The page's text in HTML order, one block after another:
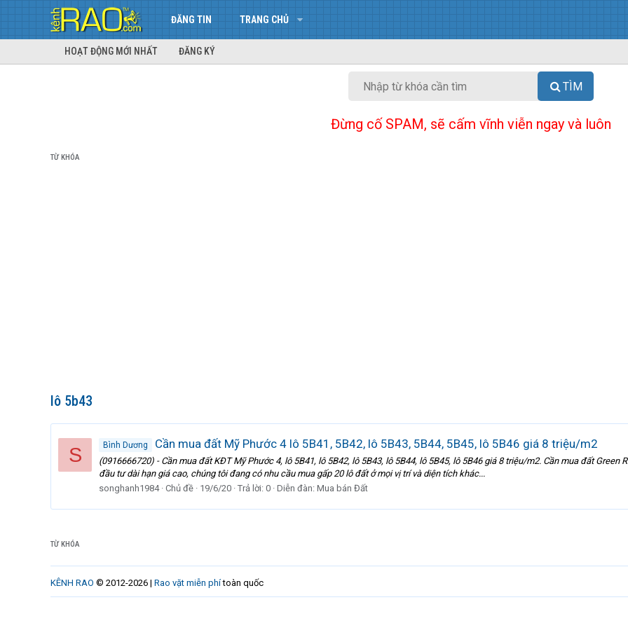
ĐĂNG TIN TRANG CHỦ
HOẠT ĐỘNG MỚI NHẤT ĐĂNG KÝ
TÌM
Đừng cố SPAM, sẽ cấm vĩnh viễn ngay và luôn
TỪ KHÓA
lô 5b43
S Bình Dương Cần mua đất Mỹ Phước 4 lô 5B41, 5B42, lô 5B43, 5B44, 5B45, lô 5B46 giá 8 triệu/m2
(0916666720) - Cần mua đất KĐT Mỹ Phước 4, lô 5B41, lô 5B42, lô 5B43, lô 5B44, lô 5B45, lô 5B46 giá 8 triệu/m2. Cần mua đất Green
đầu tư dài hạn giá cao, chúng tôi đang có nhu cầu mua gấp 20 lô đất ở mọi vị trí và diện tích khác...
songhanh1984 Chủ đề 19/6/20 Trả lời: 0 Diễn đàn: Mua bán Đất
TỪ KHÓA
KÊNH RAO © 2012-2026 | Rao vặt miễn phítoàn quốc